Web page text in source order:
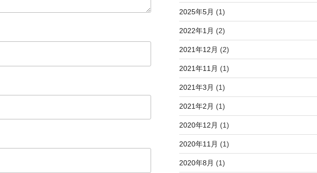
2025年5月 (1)
2022年1月 (2)
2021年12月 (2)
2021年11月 (1)
2021年3月 (1)
2021年2月 (1)
2020年12月 (1)
2020年11月 (1)
2020年8月 (1)